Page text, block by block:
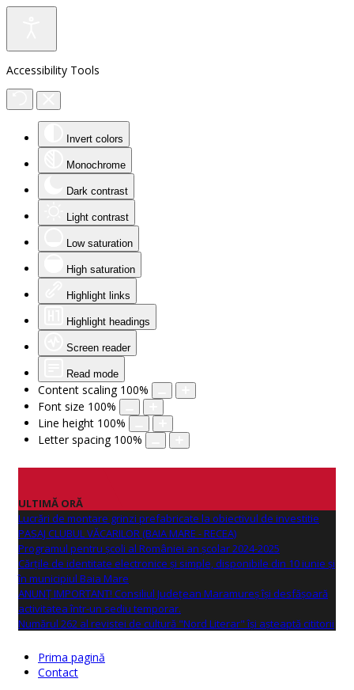
Accessibility Tools
Invert colors
Monochrome
Dark contrast
Light contrast
Low saturation
High saturation
Highlight links
Highlight headings
Screen reader
Read mode
Content scaling 100%
Font size 100%
Line height 100%
Letter spacing 100%
ULTIMĂ ORĂ
Lucrări de montare grinzi prefabricate la obiectivul de investitie
PASAJ CLUBUL VĂCARILOR (BAIA MARE - RECEA)
Programul pentru școli al României an școlar 2024-2025
Cărțile de identitate electronice și simple, disponibile din 10 iunie și
în municipiul Baia Mare
ANUNŢ IMPORTANT! Consiliul Județean Maramureș își desfășoară
activitatea într-un sediu temporar.
Numărul 262 al revistei de cultură "Nord Literar" își așteaptă cititorii
Prima pagină
Contact